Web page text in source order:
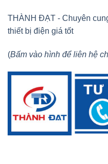
THÀNH ĐẠT - Chuyên
thiết bị điện giá tốt
(Bấm vào hình để liên hệ